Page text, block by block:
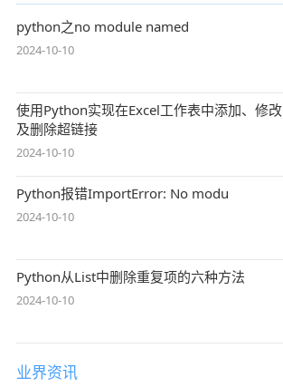
python之no module named
2024-10-10
使用Python实现在Excel工作表中添加、修改
及删除超链接
2024-10-10
Python报错ImportError: No modu
2024-10-10
Python从List中删除重复项的六种方法
2024-10-10
业界资讯